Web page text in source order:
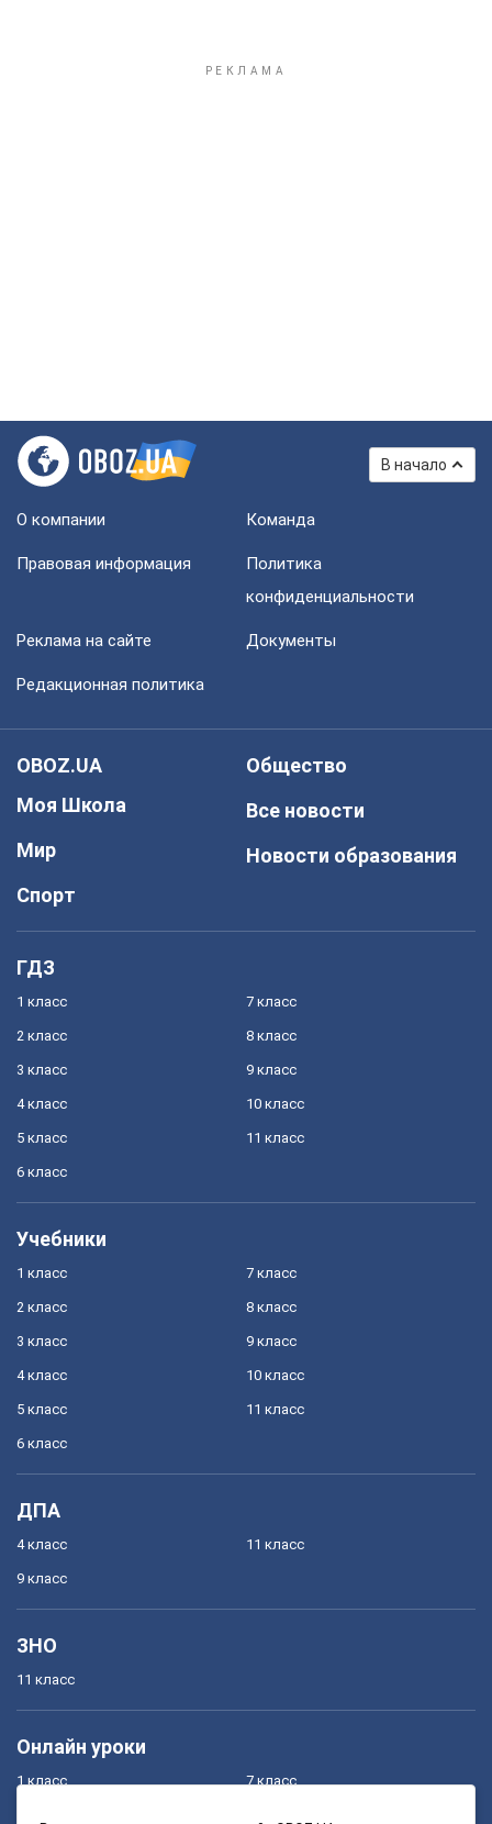
В начало
О компании Команда
Правовая информация
Политика
конфиденциальности
Реклама на сайте Документы
Редакционная политика
OBOZ.UA
Моя Школа
Мир
Спорт
Общество
Все новости
Новости образования
ГДЗ
1 класс
2 класс
3 класс
4 класс
5 класс
6 класс
7 класс
8 класс
9 класс
10 класс
11 класс
Учебники
1 класс
2 класс
3 класс
4 класс
5 класс
6 класс
7 класс
8 класс
9 класс
10 класс
11 класс
ДПА
4 класс
9 класс
11 класс
ЗНО
11 класс
Онлайн уроки
1 класс 7 класс